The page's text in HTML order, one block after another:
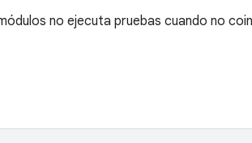
no ejecuta pruebas cuando no